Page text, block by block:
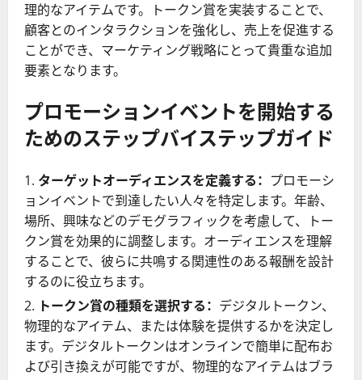
理的なアイテムです。トークン賞を実装することで、
顧客とのインタラクションを強化し、売上を促進する
ことができ、マーケティング戦略にとって貴重な追加
要素となります。
プロモーションイベントを開始する
ためのステップバイステップガイド
ターゲットオーディエンスを定義する： プロモーシ
ョンイベントで到達したい人々を特定します。年齢、
場所、興味などのデモグラフィックを考慮して、トー
クン賞を効果的に調整します。オーディエンスを理解
することで、彼らに共鳴する関連性のある報酬を設計
するのに役立ちます。
トークン賞の種類を選択する： デジタルトークン、
物理的なアイテム、または体験を提供するかを決定し
ます。デジタルトークンはオンラインで簡単に配布お
よび引き換えが可能ですが、物理的なアイテムはブラ